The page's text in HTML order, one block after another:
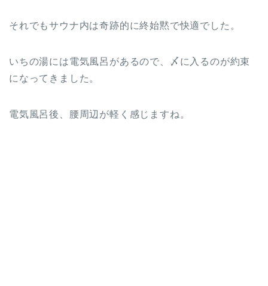
それでもサウナ内は奇跡的に終始黙で快適でした。
いちの湯には電気風呂があるので、〆に入るのが約束
になってきました。
電気風呂後、腰周辺が軽く感じますね。